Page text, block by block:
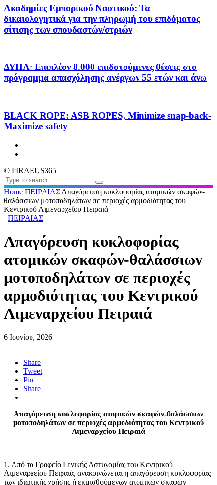
Ακαδημίες Εμπορικού Ναυτικού: Τα
δικαιολογητικά για την πληρωμή του επιδόματος
σίτισης των σπουδαστών/στριών
ΔΥΠΑ: Επιπλέον 8.000 επιδοτούμενες θέσεις στο
πρόγραμμα απασχόλησης ανέργων 55 ετών και άνω
BLACK ROPE: ASB ROPES, Minimize snap-back-
Maximize safety
© PIRAEUS365
Home ΠΕΙΡΑΙΑΣ Απαγόρευση κυκλοφορίας ατομικών σκαφών-
θαλάσσιων μοτοποδηλάτων σε περιοχές αρμοδιότητας του
Κεντρικού Λιμεναρχείου Πειραιά
ΠΕΙΡΑΙΑΣ
Απαγόρευση κυκλοφορίας
ατομικών σκαφών-θαλάσσιων
μοτοποδηλάτων σε περιοχές
αρμοδιότητας του Κεντρικού
Λιμεναρχείου Πειραιά
6 Ιουνίου, 2026
Share
Tweet
Pin
Share
Απαγόρευση κυκλοφορίας ατομικών σκαφών-θαλάσσιων
μοτοποδηλάτων σε περιοχές αρμοδιότητας του Κεντρικού
Λιμεναρχείου Πειραιά
1. Από το Γραφείο Γενικής Αστυνομίας του Κεντρικού
Λιμεναρχείου Πειραιά, ανακοινώνεται η απαγόρευση κυκλοφορίας
των ιδιωτικής χρήσης ή εκμισθούμενων ατομικών σκαφών –